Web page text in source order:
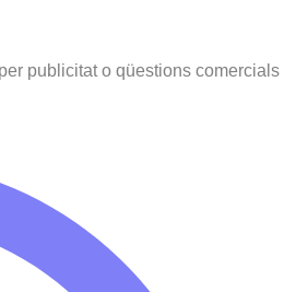
publicitat o qüestions comercials